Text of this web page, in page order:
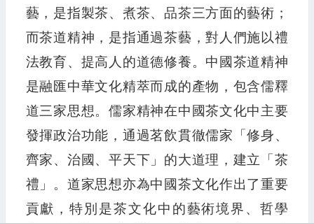
藝，是指製茶、煮茶、品茶三方面的藝術；
而茶道精神，是指通過茶藝，對人們施以禮
法教育、提高人的道德修養。中國茶道精神
是融匯中華文化精萃而成的產物，包含儒釋
道三家思想。儒家精神在中國茶文化中主要
發揮政治功能，通過茗飲貫徹儒家「修身、
齊家、治國、平天下」的大道理，建立「茶
禮」。道家思想亦為中國茶文化作出了重要
貢獻，特別是茶文化中的藝術境界、哲學